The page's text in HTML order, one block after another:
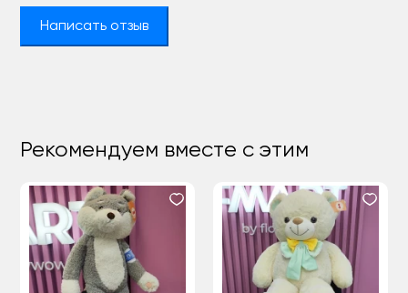
Написать отзыв
Рекомендуем вместе с этим